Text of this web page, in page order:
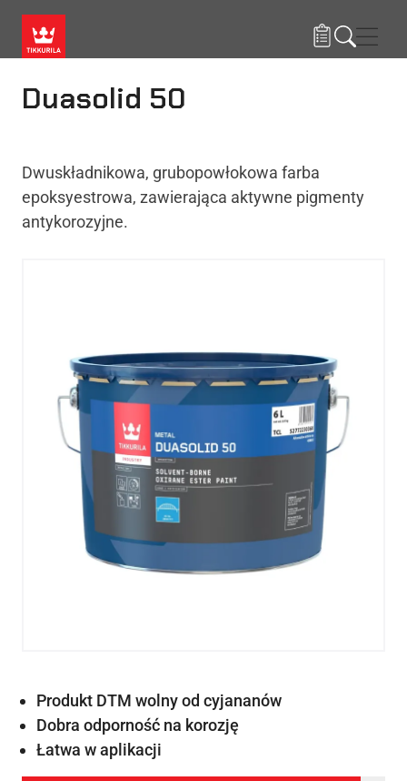
Duasolid 50
Dwuskładnikowa, grubopowłokowa farba
epoksyestrowa, zawierająca aktywne pigmenty
antykorozyjne.
Produkt DTM wolny od cyjananów
Dobra odporność na korozję
Łatwa w aplikacji